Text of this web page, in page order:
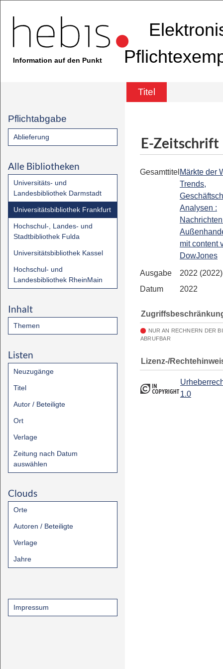
Information auf den Punkt
Titel
Pflichtabgabe
Ablieferung
Alle Bibliotheken
Universitäts- und
Landesbibliothek Darmstadt
Universitätsbibliothek Frankfurt
Hochschul-, Landes- und
Stadtbibliothek Fulda
Universitätsbibliothek Kassel
Hochschul- und
Landesbibliothek RheinMain
Inhalt
Themen
Listen
Neuzugänge
Titel
Autor / Beteiligte
Ort
Verlage
Zeitung nach Datum
auswählen
Clouds
Orte
Autoren / Beteiligte
Verlage
Jahre
Impressum
E-Zeitschrift
Gesamttitel Märkte der
Trends,
Analysen :
mit content
DowJones
Ausgabe
2022
Datum
2022
NUR AN RECHNERN DER
ABRUFBAR
Lizenz-/
1.0